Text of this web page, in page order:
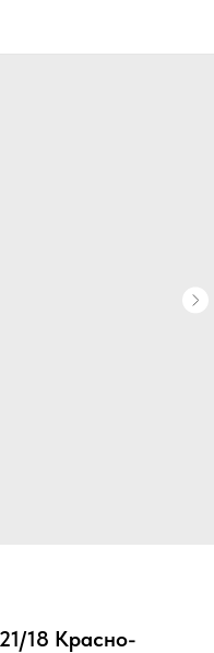
18 Красно-